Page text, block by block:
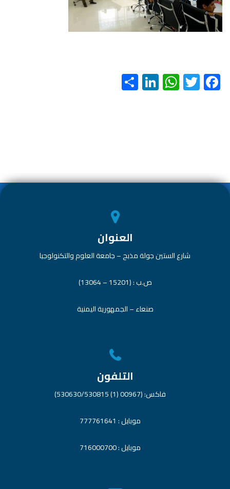
F
ac
T
wi
W
h
p
Li
nk
العنوان
شارع الستين جولة مذبح – جامعة العلوم والتكنولوجيا
ص.ب : (15201 – 13064)
صنعاء – الجمهورية اليمنية
التلفون
فاكس: (00967 (1) 530630/530815)
موبايل : 777761641
موبايل : 716000700